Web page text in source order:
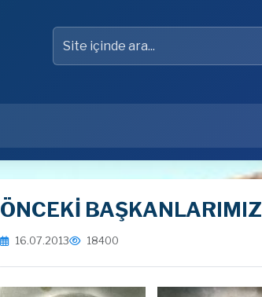
Site içinde ara
ÖNCEKİ BAŞKANLARIMIZ
16.07.2013 18400